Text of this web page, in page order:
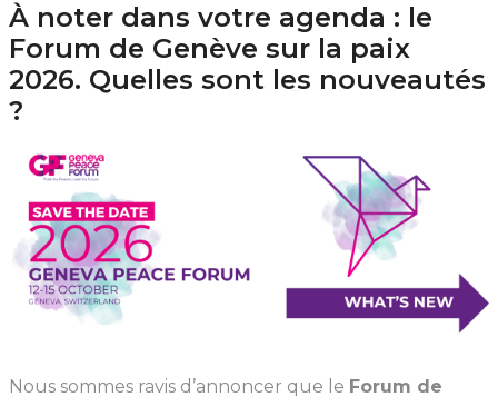
À noter dans votre agenda : le
Forum de Genève sur la paix
2026. Quelles sont les nouveautés
?
Nous sommes ravis d’annoncer que le Forum de